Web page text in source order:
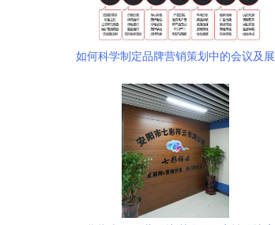
如何科学制定品牌营销策划中的会议及展